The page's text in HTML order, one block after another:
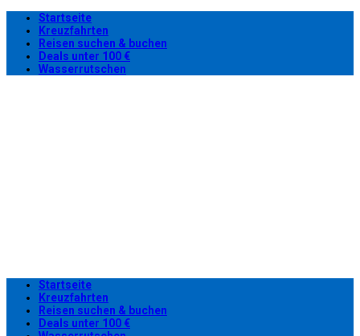
Startseite
Kreuzfahrten
Reisen suchen & buchen
Deals unter 100 €
Wasserrutschen
Startseite
Kreuzfahrten
Reisen suchen & buchen
Deals unter 100 €